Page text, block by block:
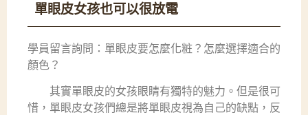
單眼皮女孩也可以很放電
學員留言詢問：單眼皮要怎麼化粧？怎麼選擇適合的
顏色？
其實單眼皮的女孩眼睛有獨特的魅力。但是很可
惜，單眼皮女孩們總是將單眼皮視為自己的缺點，反